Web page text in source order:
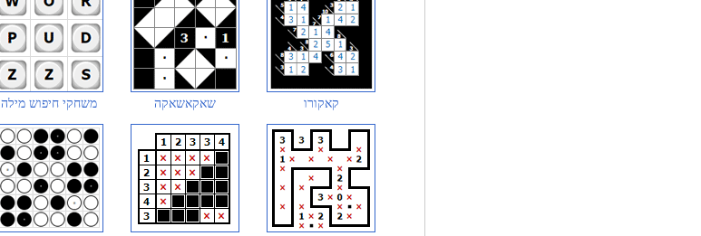
משחקי חיפוש מילה שאקאשאקה קאקורו